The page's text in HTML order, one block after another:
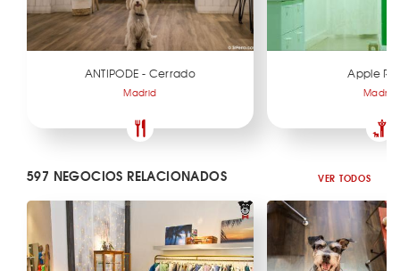
ANTIPODE - Cerrado
Madrid
Apple
Madrid
597 NEGOCIOS RELACIONADOS VER TODOS